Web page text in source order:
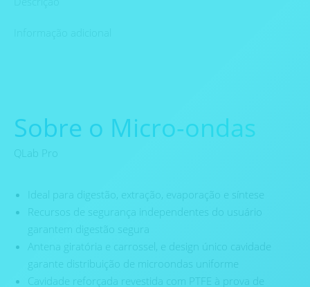
Sobre o Micro-ondas
QLab Pro
Ideal para digestão, extração, evaporação e síntese
Recursos de segurança independentes do usuário
garantem digestão segura
Antena giratória e carrossel, e design único cavidade
garante distribuição de microondas uniforme
Cavidade reforçada revestida com PTFE à prova de